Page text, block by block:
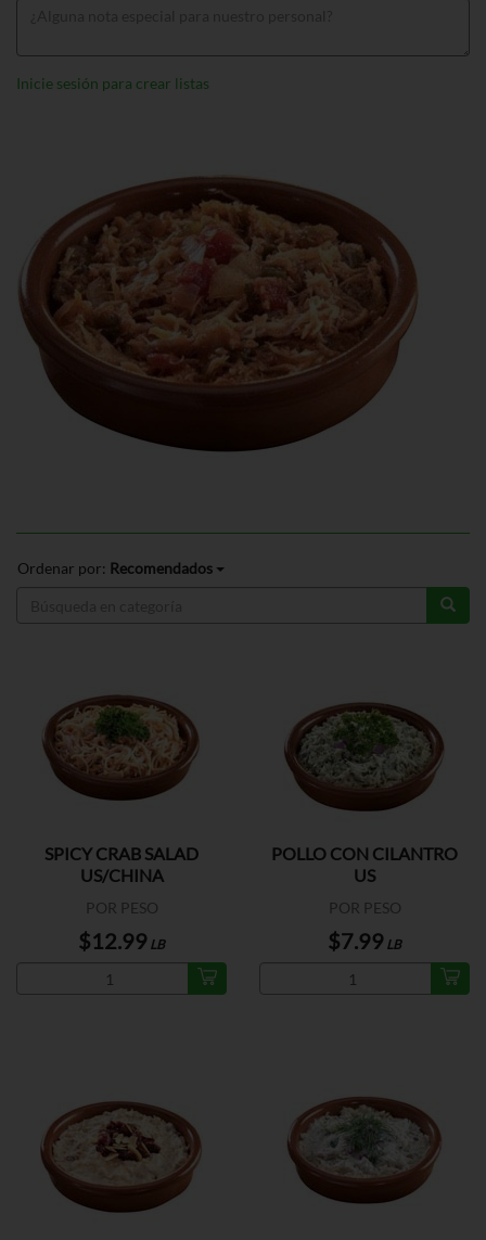
Inicie sesión para crear listas
Ordenar por: Recomendados
SPICY CRAB SALAD
US/CHINA
POR PESO
$12.99 LB
POLLO CON CILANTRO
US
POR PESO
$7.99 LB